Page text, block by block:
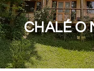
CHALÉ O